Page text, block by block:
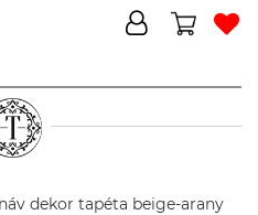
dekor tapéta beige-arany